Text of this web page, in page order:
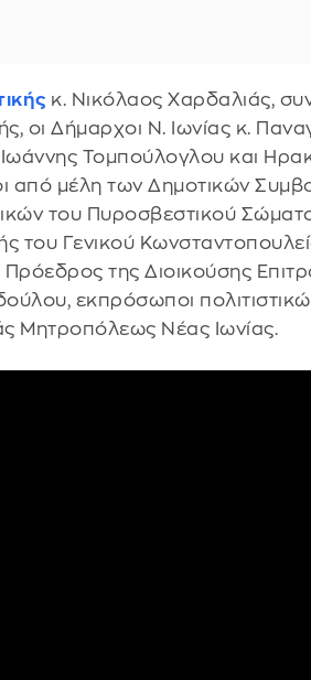
κ. Νικόλαος Χαρδαλιάς,
οι Δήμαρχοι Ν. Ιωνίας κ.
Τομπούλογλου και
από μέλη των Δημοτικών
του Πυροσβεστικού
του Γενικού
της Διοικούσης
εκπρόσωποι
Μητροπόλεως Νέας Ιωνίας.